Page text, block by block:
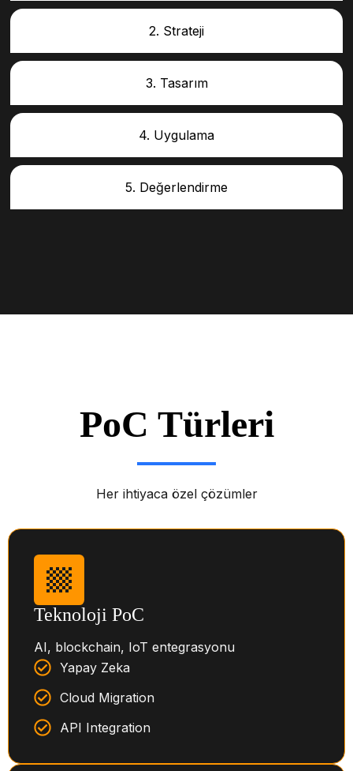
2. Strateji
3. Tasarım
4. Uygulama
5. Değerlendirme
PoC Türleri
Her ihtiyaca özel çözümler
Teknoloji PoC
AI, blockchain, IoT entegrasyonu
Yapay Zeka
Cloud Migration
API Integration